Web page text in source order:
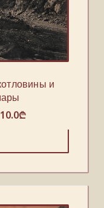
и
10.0₾